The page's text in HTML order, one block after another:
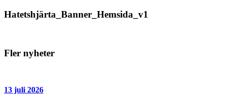
Hatetshjärta_Banner_Hemsida_v1
Fler nyheter
13 juli 2026